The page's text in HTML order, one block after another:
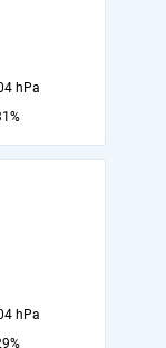
hPa
hPa